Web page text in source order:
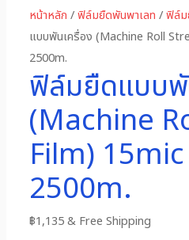
หน้าหลัก /ฟิล์มยืดพันพาเลท /ฟิล์ม
แบบพันเครื่อง (Machine Roll
2500m.
ฟิล์มยืดแบบพั
(Machine
Film)
2500m.
฿1,135& Free Shipping